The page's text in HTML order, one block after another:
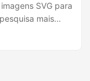
SVG para
mais